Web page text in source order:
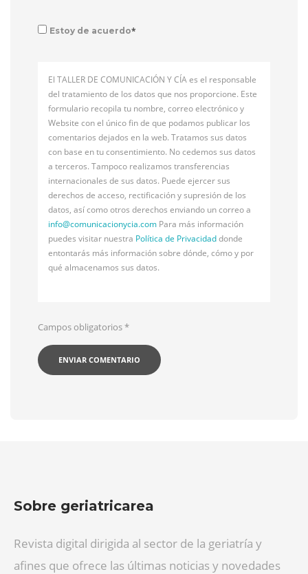
Estoy de acuerdo*
El TALLER DE COMUNICACIÓN Y CÍA es el responsable
del tratamiento de los datos que nos proporcione. Este
formulario recopila tu nombre, correo electrónico y
Website con el único fin de que podamos publicar los
comentarios dejados en la web. Tratamos sus datos
con base en tu consentimiento. No cedemos sus datos
a terceros. Tampoco realizamos transferencias
internacionales de sus datos. Puede ejercer sus
derechos de acceso, rectificación y supresión de los
datos, así como otros derechos enviando un correo a
info@comunicacionycia.com Para más información
puedes visitar nuestra Política de Privacidaddonde
entontarás más información sobre dónde, cómo y por
qué almacenamos sus datos.
Campos obligatorios*
Sobre geriatricarea
Revista digital dirigida al sector de la geriatría y
afines que ofrece las últimas noticias y novedades